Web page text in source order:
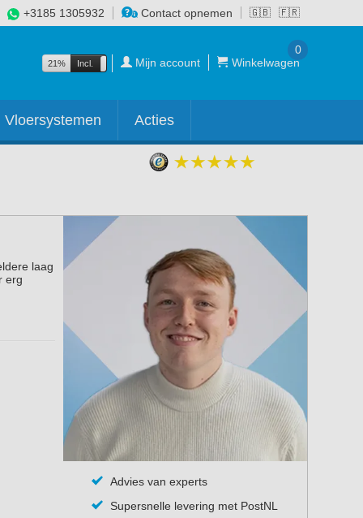
🇬🇧 🇫🇷
+3185 1305932 Contact opnemen
21% Incl. Excl. Mijn account Winkelwagen
0
Vloersystemen Acties
laag
erg
Advies van experts
Supersnelle levering met PostNL